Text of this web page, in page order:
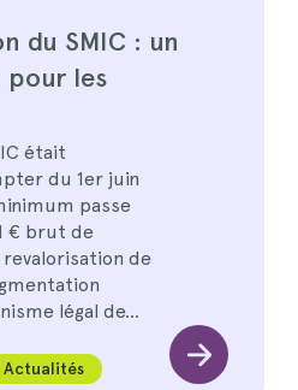
du SMIC : un
les
était
du 1er juin
passe
€ brut de
de
légal de…
Actualités